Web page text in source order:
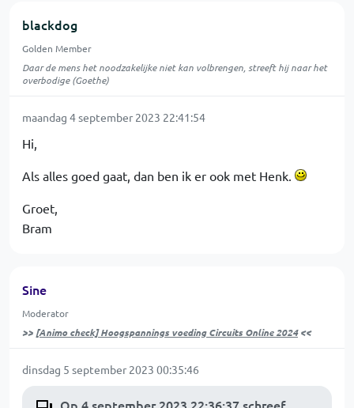
blackdog
Golden Member
Daar de mens het noodzakelijke niet kan volbrengen, streeft hij naar het
overbodige (Goethe)
maandag 4 september 2023 22:41:54
Hi,
Als alles goed gaat, dan ben ik er ook met Henk.
Groet,
Bram
Sine
Moderator
>> [Animo check] Hoogspannings voeding Circuits Online 2024<<
dinsdag 5 september 2023 00:35:46